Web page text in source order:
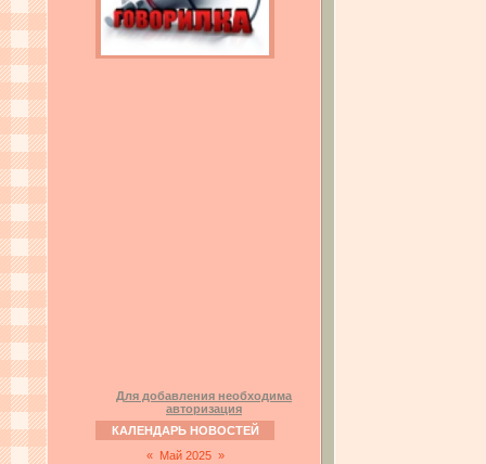
Для добавления необходима
авторизация
КАЛЕНДАРЬ НОВОСТЕЙ
«
Май 2025 »